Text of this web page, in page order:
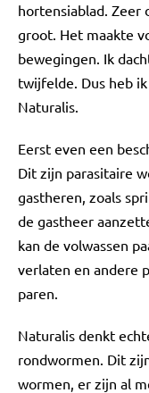
hortensiablad. Zeer
groot. Het maakte
bewegingen. Ik
twijfelde. Dus heb
Naturalis.
Eerst even een
Dit zijn parasitaire
gastheren, zoals
de gastheer
kan de volwassen
verlaten en andere
paren.
Naturalis denkt
rondwormen. Dit
wormen, er zijn al